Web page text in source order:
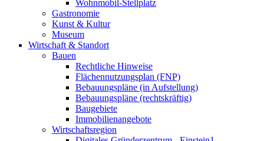
Wohnmobil-Stellplatz
Gastronomie
Kunst & Kultur
Museum
Wirtschaft & Standort
Bauen
Rechtliche Hinweise
Flächennutzungsplan (FNP)
Bebauungspläne (in Aufstellung)
Bebauungspläne (rechtskräftig)
Baugebiete
Immobilienangebote
Wirtschaftsregion